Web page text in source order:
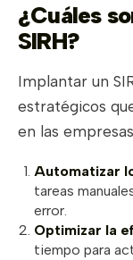
¿Cuáles
SIRH?
Implantar un
estratégicos
en las
Automatizar
tareas
error.
Optimizar la
tiempo para